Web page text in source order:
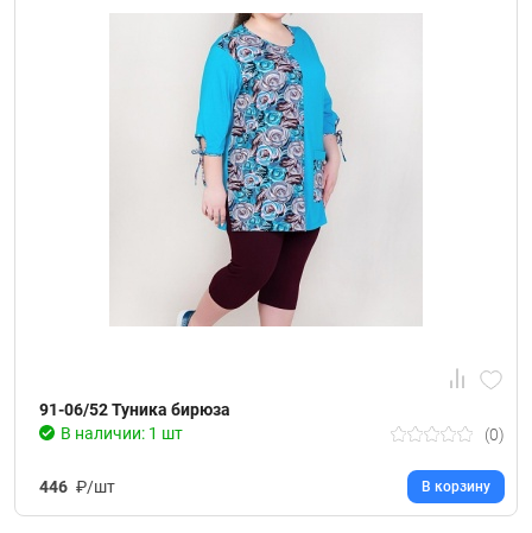
91-06/52 Туника бирюза
В наличии: 1 шт
(0)
446 ₽/шт В корзину